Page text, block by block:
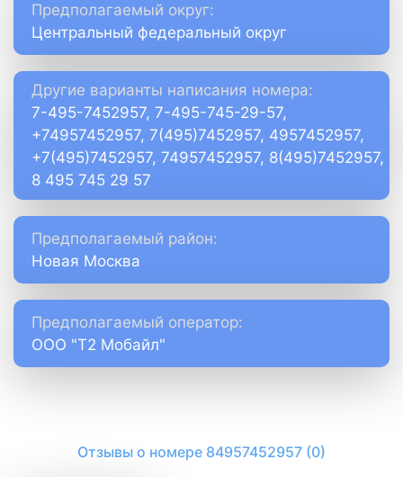
Предполагаемый округ:
Центральный федеральный округ
Другие варианты написания номера:
7-495-7452957, 7-495-745-29-57,
+74957452957, 7(495)7452957, 4957452957,
+7(495)7452957, 74957452957, 8(495)7452957,
8 495 745 29 57
Предполагаемый район:
Новая Москва
Предполагаемый оператор:
ООО "Т2 Мобайл"
Отзывы о номере 84957452957 (0)